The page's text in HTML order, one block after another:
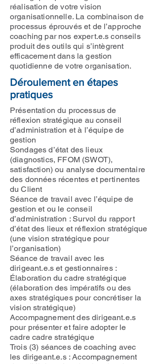
réalisation de votre vision
organisationnelle. La combinaison de
processus éprouvés et de l’approche
coaching par nos expert.e.s conseils
produit des outils qui s’intègrent
efficacement dans la gestion
quotidienne de votre organisation.
Déroulement en étapes
pratiques
Présentation du processus de
réflexion stratégique au conseil
d’administration et à l’équipe de
gestion
Sondages d’état des lieux
(diagnostics, FFOM (SWOT),
satisfaction) ou analyse documentaire
des données récentes et pertinentes
du Client
Séance de travail avec l’équipe de
gestion et ou le conseil
d’administration : Survol du rapport
d’état des lieux et réflexion stratégique
(une vision stratégique pour
l’organisation)
Séance de travail avec les
dirigeant.e.s et gestionnaires :
Élaboration du cadre stratégique
(élaboration des impératifs ou des
axes stratégiques pour concrétiser la
vision stratégique)
Accompagnement des dirigeant.e.s
pour présenter et faire adopter le
cadre cadre stratégique
Trois (3) séances de coaching avec
les dirigeant.e.s : Accompagnement